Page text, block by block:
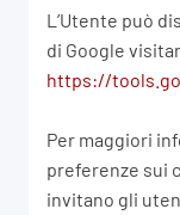
L’Utente può
di Google
https://
Per maggiori
preferenze sui
invitano gli